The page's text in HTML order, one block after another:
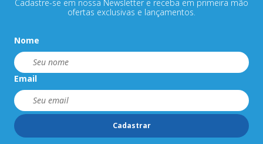
Cadastre-se em nossa Newsletter e receba em primeira mão
ofertas exclusivas e lançamentos.
Nome
Email
Cadastrar